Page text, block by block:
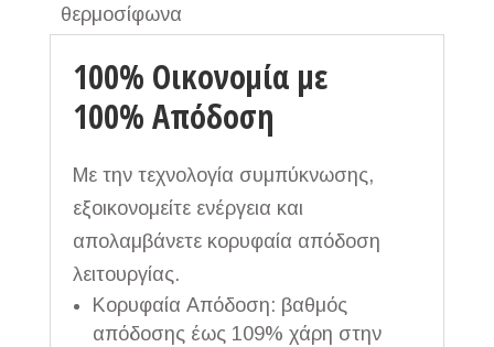
θερμοσίφωνα
100% Οικονομία με
100% Απόδοση
Με την τεχνολογία συμπύκνωσης,
εξοικονομείτε ενέργεια και
απολαμβάνετε κορυφαία απόδοση
λειτουργίας.
Κορυφαία Απόδοση: βαθμός
απόδοσης έως 109% χάρη στην